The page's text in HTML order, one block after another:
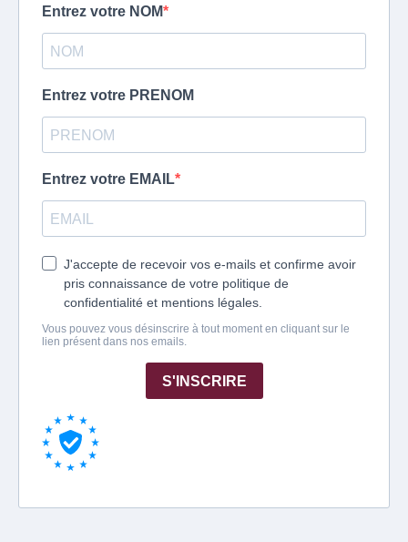
Entrez votre NOM
Entrez votre PRENOM
Entrez votre EMAIL
J'accepte de recevoir vos e-mails et confirme avoir
pris connaissance de votre politique de
confidentialité et mentions légales.
Vous pouvez vous désinscrire à tout moment en cliquant sur le
lien présent dans nos emails.
S'INSCRIRE